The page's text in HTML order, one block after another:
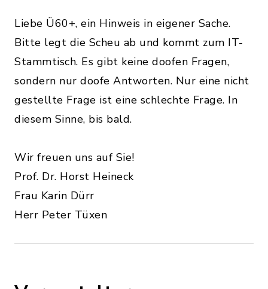
Liebe Ü60+, ein Hinweis in eigener Sache.
Bitte legt die Scheu ab und kommt zum IT-
Stammtisch. Es gibt keine doofen Fragen,
sondern nur doofe Antworten. Nur eine nicht
gestellte Frage ist eine schlechte Frage. In
diesem Sinne, bis bald.
Wir freuen uns auf Sie!
Prof. Dr. Horst Heineck
Frau Karin Dürr
Herr Peter Tüxen